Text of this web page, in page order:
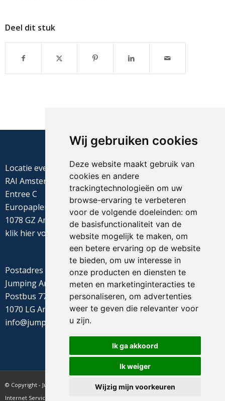
Wij gebruiken cookies
Deze website maakt gebruik van
cookies en andere
trackingtechnologieën om uw
browse-ervaring te verbeteren
voor de volgende doeleinden: om
de basisfunctionaliteit van de
website mogelijk te maken, om
een betere ervaring op de website
te bieden, om uw interesse in
onze producten en diensten te
meten en marketinginteracties te
personaliseren, om advertenties
weer te geven die relevanter voor
u zijn.
Ik ga akkoord
Ik weiger
Wijzig mijn voorkeuren
Deel dit stuk
Locatie evenement
RAI Amsterdam
Entree C
Europaplein 22
1078 GZ Amsterdam
klik hiervoor de routebeschrijving
Postadres
Jumping Amsterdam
Postbus 77655
1070 LG Amsterdam
info@jumpingamsterdam.nl
© Copyright - Jumping Amsterdam - website realisatie CyberNed
Internet Services